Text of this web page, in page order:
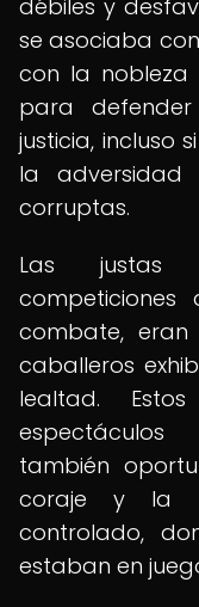
débiles y
se asociaba
con la nobleza
para
justicia, incluso
la
corruptas.
Las justas
combate,
caballeros
lealtad.
también
coraje y la
controlado,
estaban en